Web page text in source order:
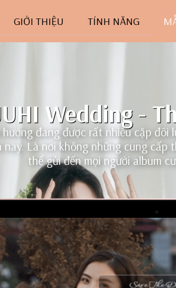
GIỚI THIỆU TÍNH NĂNG
Wedding -
hướng đang được rất nhiều cặp đôi
nay. Là nơi không những cung cấp
thể gửi đến mọi người album